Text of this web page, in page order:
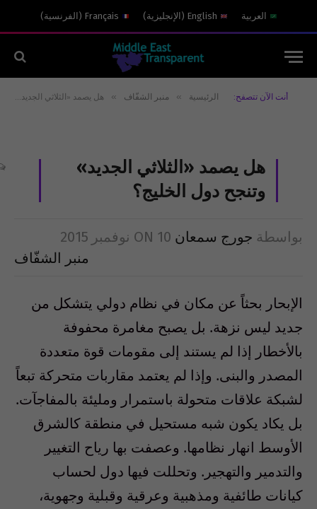
العربية English
( الإنجليزية)
Français
( الفرنسية)
أنت الآن تتصفح: الرئيسية » منبر الشفّاف » هل يصمد «الثلاثي الجديد» وتنجح دول الخليج؟
هل يصمد «الثلاثي الجديد»
وتنجح دول الخليج؟
بواسطة جورج سمعان ON 10 نوفمبر 2015
منبر الشفّاف
الإبحار بحثاً عن مكان في نظام دولي يتشكل من
جديد ليس نزهة. بل يصبح مغامرة محفوفة
بالأخطار إذا لم يستند إلى مقومات قوة متعددة
المصدر والبنى. وإذا لم يعتمد مقاربات متحركة تبعاً
لشبكة علاقات متحولة باستمرار ومليئة بالمفاجآت.
بل يكاد يكون شبه مستحيل في منطقة كالشرق
الأوسط انهار نظامها. وعصفت بها رياح التغيير
والتدمير والتهجير. وتحللت فيها دول لحساب
كيانات طائفية ومذهبية وعرقية وقبلية وجهوية،